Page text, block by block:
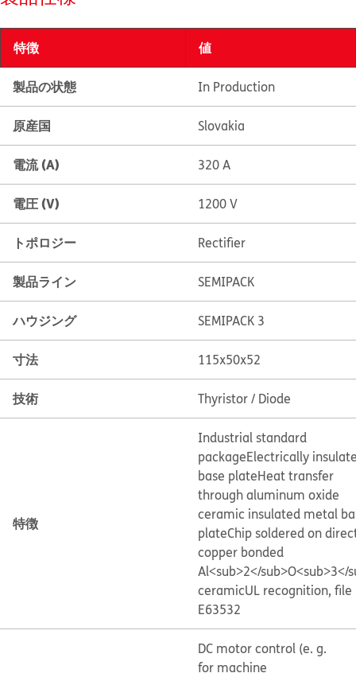
特徴 値
製品の状態 In Production
原産国 Slovakia
電流 (A) 320 A
電圧 (V) 1200 V
トポロジー Rectifier
製品ライン SEMIPACK
ハウジング SEMIPACK 3
寸法 115x50x52
技術 Thyristor / Diode
特徴
Industrial standard
packageElectrically
base plateHeat transfer
through aluminum oxide
ceramic insulated metal
plateChip soldered on
copper bonded
Al<sub>2</sub>O<sub>3</
ceramicUL recognition, file
E63532
DC motor control (e. g.
for machine